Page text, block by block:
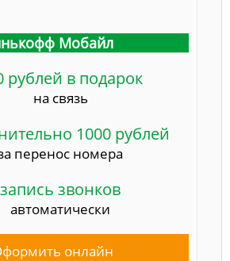
Мобайл
рублей в подарок
на связь
1000 рублей
перенос номера
запись звонков
автоматически
онлайн